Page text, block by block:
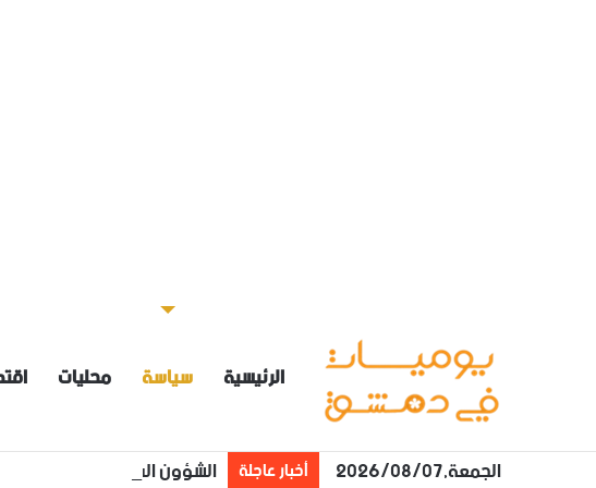
الرئيسية سياسة محليات
الجمعة,2026/08/07 أخبار عاجلة الشؤون الاجتماعية: إعداد